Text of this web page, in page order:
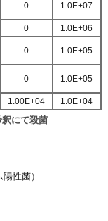
0 1.0E+07
0
1.0E+06
0 1.0E+05
0 1.0E+05
1.00E+04 1.0E+04
釈にて殺菌
性菌）